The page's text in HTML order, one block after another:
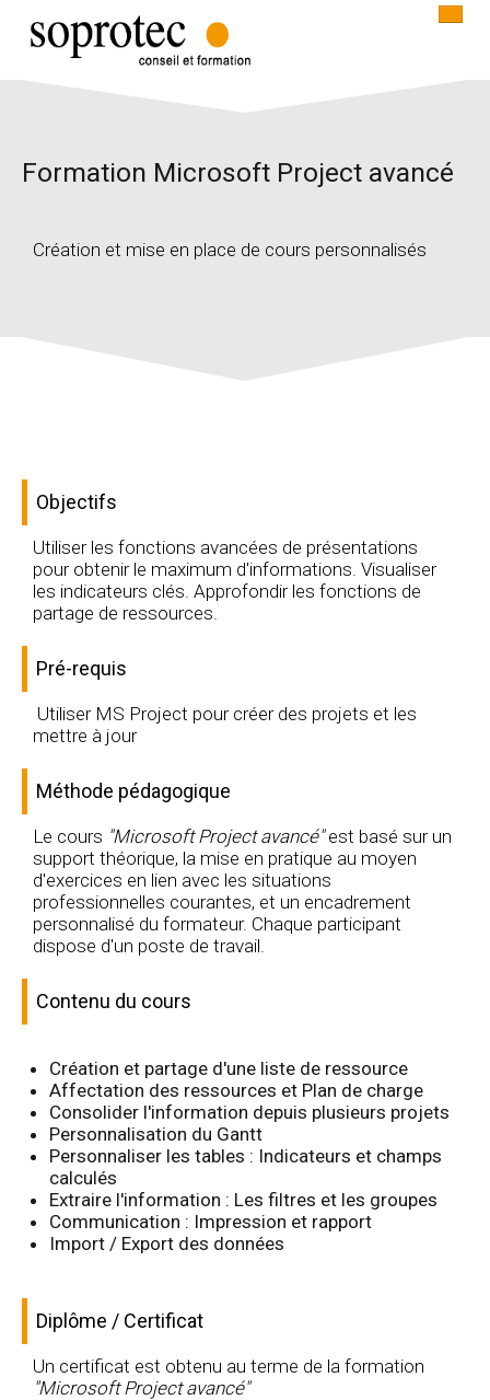
INFORMATIQUE
Formation Microsoft Project avancé
Création et mise en place de cours personnalisés
Objectifs
Utiliser les fonctions avancées de présentations
pour obtenir le maximum d'informations. Visualiser
les indicateurs clés. Approfondir les fonctions de
partage de ressources.
Pré-requis
Utiliser MS Project pour créer des projets et les
mettre à jour
Méthode pédagogique
Le cours "Microsoft Project avancé"est basé sur un
support théorique, la mise en pratique au moyen
d'exercices en lien avec les situations
professionnelles courantes, et un encadrement
personnalisé du formateur. Chaque participant
dispose d'un poste de travail.
Contenu du cours
Création et partage d'une liste de ressource
Affectation des ressources et Plan de charge
Consolider l'information depuis plusieurs projets
Personnalisation du Gantt
Personnaliser les tables : Indicateurs et champs
calculés
Extraire l'information : Les filtres et les groupes
Communication : Impression et rapport
Import / Export des données
Diplôme / Certificat
Un certificat est obtenu au terme de la formation
"Microsoft Project avancé"